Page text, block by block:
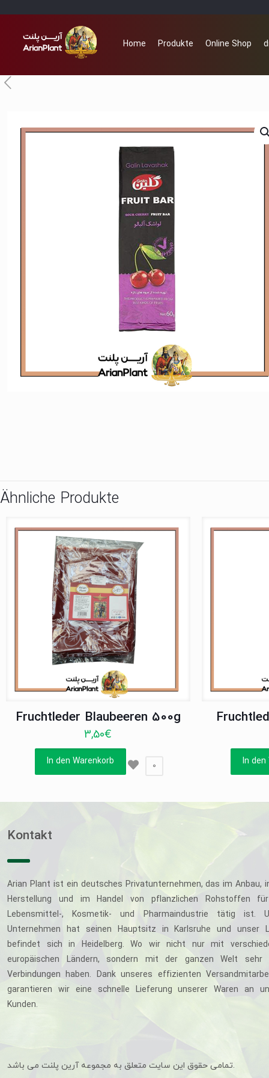
Home Produkte Online Shop
Ähnliche Produkte
Fruchtleder Blaubeeren 500g
3,50€
In den Warenkorb 0 In den
Kontakt
Arian Plant ist ein deutsches Privatunternehmen, das im Anbau,
Herstellung und im Handel von pflanzlichen Rohstoffen
Lebensmittel-, Kosmetik- und Pharmaindustrie tätig ist.
Unternehmen hat seinen Hauptsitz in Karlsruhe und unser
befindet sich in Heidelberg. Wo wir nicht nur mit
europäischen Ländern, sondern mit der ganzen Welt sehr
Verbindungen haben. Dank unseres effizienten
garantieren wir eine schnelle Lieferung unserer Waren an
Kunden.
تمامی حقوق این سایت متعلق به مجموعه آرین پلنت می باشد.